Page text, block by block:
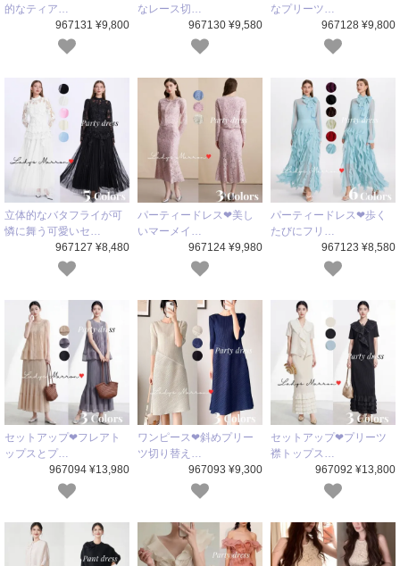
的なティア…
967131 ¥9,800
なレース切…
967130 ¥9,580
なプリーツ…
967128 ¥9,800
立体的なバタフライが可
憐に舞う可愛いセ…
967127 ¥8,480
パーティードレス❤美し
いマーメイ…
967124 ¥9,980
パーティードレス❤歩く
たびにフリ…
967123 ¥8,580
セットアップ❤フレアト
ップスとプ…
967094 ¥13,980
ワンピース❤斜めプリー
ツ切り替え…
967093 ¥9,300
セットアップ❤プリーツ
襟トップス…
967092 ¥13,800